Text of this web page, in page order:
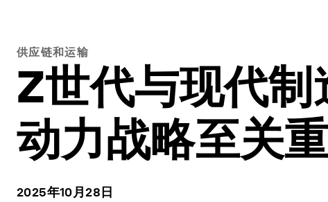
供应链和运输
Z世代与现代
动力战略至关
2025年10月28日